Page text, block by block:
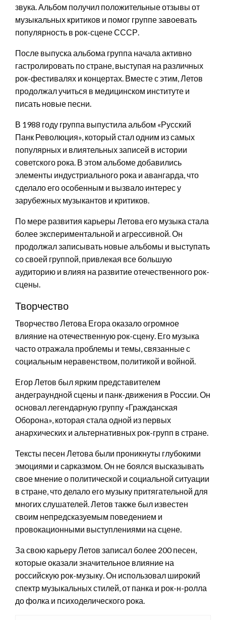
звука. Альбом получил положительные отзывы от
музыкальных критиков и помог группе завоевать
популярность в рок-сцене СССР.
После выпуска альбома группа начала активно
гастролировать по стране, выступая на различных
рок-фестивалях и концертах. Вместе с этим, Летов
продолжал учиться в медицинском институте и
писать новые песни.
В 1988 году группа выпустила альбом «Русский
Панк Революция», который стал одним из самых
популярных и влиятельных записей в истории
советского рока. В этом альбоме добавились
элементы индустриального рока и авангарда, что
сделало его особенным и вызвало интерес у
зарубежных музыкантов и критиков.
По мере развития карьеры Летова его музыка стала
более экспериментальной и агрессивной. Он
продолжал записывать новые альбомы и выступать
со своей группой, привлекая все большую
аудиторию и влияя на развитие отечественного рок-
сцены.
Творчество
Творчество Летова Егора оказало огромное
влияние на отечественную рок-сцену. Его музыка
часто отражала проблемы и темы, связанные с
социальным неравенством, политикой и войной.
Егор Летов был ярким представителем
андеграундной сцены и панк-движения в России. Он
основал легендарную группу «Гражданская
Оборона», которая стала одной из первых
анархических и альтернативных рок-групп в стране.
Тексты песен Летова были проникнуты глубокими
эмоциями и сарказмом. Он не боялся высказывать
свое мнение о политической и социальной ситуации
в стране, что делало его музыку притягательной для
многих слушателей. Летов также был известен
своим непредсказуемым поведением и
провокационными выступлениями на сцене.
За свою карьеру Летов записал более 200 песен,
которые оказали значительное влияние на
российскую рок-музыку. Он использовал широкий
спектр музыкальных стилей, от панка и рок-н-ролла
до фолка и психоделического рока.